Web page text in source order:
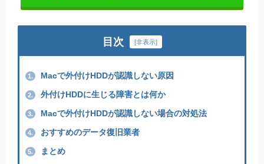
目次 [非表示]
1. Macで外付けHDDが認識しない原因
2. 外付けHDDに生じる障害とは何か
3. Macで外付けHDDが認識しない場合の対処法
4. おすすめのデータ復旧業者
5. まとめ